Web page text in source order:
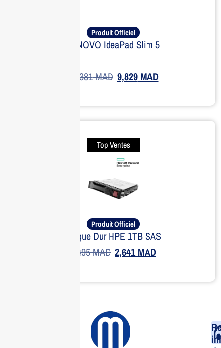
Produit Officiel
LENOVO IdeaPad Slim 5
13,381MAD 9,829MAD
Top Ventes
Produit Officiel
Disque Dur HPE 1TB SAS
3,495MAD 2,641MAD